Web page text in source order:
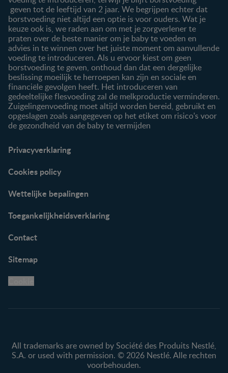
geven tot de leeftijd van 2 jaar. We begrijpen echter dat
borstvoeding niet altijd een optie is voor ouders. Wat je
keuze ook is, we raden aan om met je zorgverlener te
praten over de beste manier om je baby te voeden en
advies in te winnen over het juiste moment om aanvullende
voeding te introduceren. Als u ervoor kiest om geen
borstvoeding te geven, onthoud dan dat een dergelijke
beslissing moeilijk te herroepen kan zijn en sociale en
financiële gevolgen heeft. Het introduceren van
gedeeltelijke flesvoeding zal de melkproductie verminderen.
Zuigelingenvoeding moet altijd worden bereid, gebruikt en
opgeslagen zoals aangegeven op het etiket om risico's voor
de gezondheid van de baby te vermijden
Privacyverklaring
Cookies policy
Wettelijke bepalingen
Toegankelijkheidsverklaring
Contact
Sitemap
All trademarks are owned by Société des Produits Nestlé,
S.A. or used with permission. © 2026 Nestlé. Alle rechten
voorbehouden.